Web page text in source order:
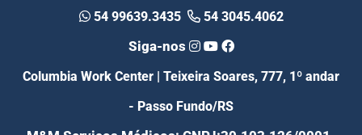
54 99639.3435 54 3045.4062
Siga-nos
Columbia Work Center | Teixeira Soares, 777, 1º andar
- Passo Fundo/RS